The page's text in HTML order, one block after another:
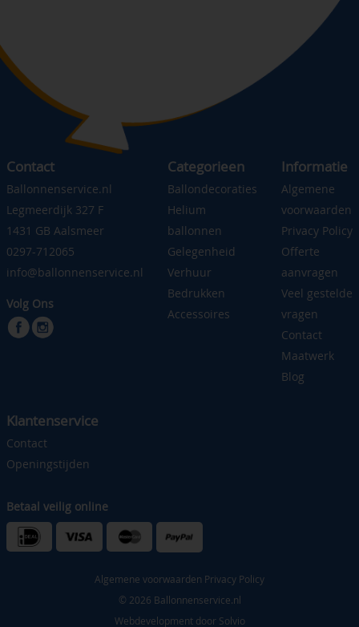
Contact
Ballonnenservice.nl
Legmeerdijk 327 F
1431 GB Aalsmeer
0297-712065
info@ballonnenservice.nl
Volg Ons
Categorieen
Ballondecoraties
Helium
ballonnen
Gelegenheid
Verhuur
Bedrukken
Accessoires
Informatie
Algemene
voorwaarden
Privacy Policy
Offerte
aanvragen
Veel gestelde
vragen
Contact
Maatwerk
Blog
Klantenservice
Contact
Openingstijden
Betaal veilig online
Algemene voorwaarden Privacy Policy
© 2026 Ballonnenservice.nl
Webdevelopment door Solvio